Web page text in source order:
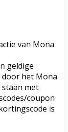
van Mona
geldige
door het Mona
met
coupon
is